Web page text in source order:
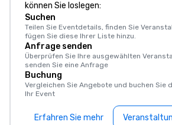
können Sie loslegen:
Suchen
Teilen Sie Eventdetails, finden Sie
fügen Sie diese Ihrer Liste hinzu.
Anfrage senden
Überprüfen Sie Ihre ausgewählten
senden Sie eine Anfrage
Buchung
Vergleichen Sie Angebote und buchen Sie
Ihr Event
Erfahren Sie mehr